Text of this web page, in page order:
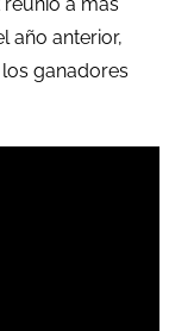
reunió a más
año anterior,
ganadores